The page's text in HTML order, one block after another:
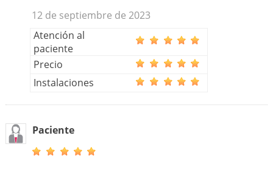
12 de septiembre de 2023
Atención al
paciente
Precio
Instalaciones
Paciente